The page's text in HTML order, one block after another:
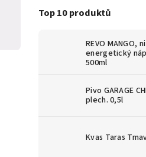
Top 10 produktů
REVO MANGO,
energetický
500ml
Pivo GARAGE
plech. 0,5l
Kvas Taras